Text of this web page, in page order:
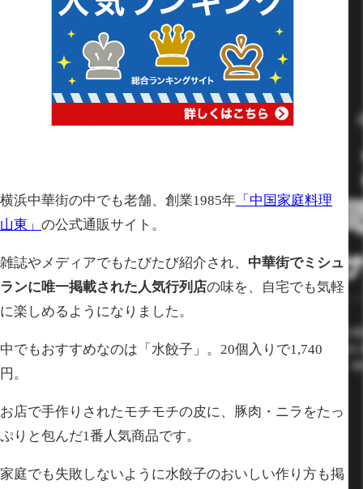
横浜中華街の中でも老舗、創業1985年 「中国家庭料理
山東」 の公式通販サイト。
雑誌やメディアでもたびたび紹介され、 中華街でミシュ
ランに唯一掲載された人気行列店の味を、自宅でも気軽
に楽しめるようになりました。
中でもおすすめなのは「水餃子」。20個入りで1,740
円。
お店で手作りされたモチモチの皮に、豚肉・ニラをたっ
ぷりと包んだ1番人気商品です。
家庭でも失敗しないように水餃子のおいしい作り方も掲